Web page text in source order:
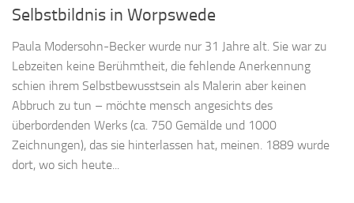
Selbstbildnis in Worpswede
Paula Modersohn-Becker wurde nur 31 Jahre alt. Sie war zu
Lebzeiten keine Berühmtheit, die fehlende Anerkennung
schien ihrem Selbstbewusstsein als Malerin aber keinen
Abbruch zu tun – möchte mensch angesichts des
überbordenden Werks (ca. 750 Gemälde und 1000
Zeichnungen), das sie hinterlassen hat, meinen. 1889 wurde
dort, wo sich heute...